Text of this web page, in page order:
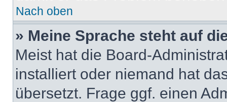
Nach oben
» Meine Sprache steht auf
Meist hat die Board-
installiert oder niemand hat
übersetzt. Frage ggf. einen